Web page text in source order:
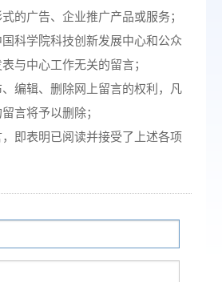
的广告、企业推广产品或服务；
科学院科技创新发展中心和公众
与中心工作无关的留言；
编辑、删除网上留言的权利，凡
言将予以删除；
即表明已阅读并接受了上述各项